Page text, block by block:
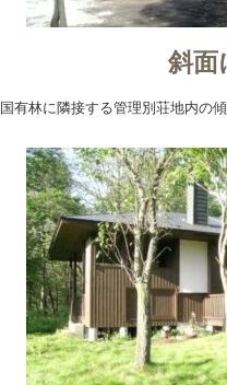
斜面
国有林に隣接する管理別荘地内の